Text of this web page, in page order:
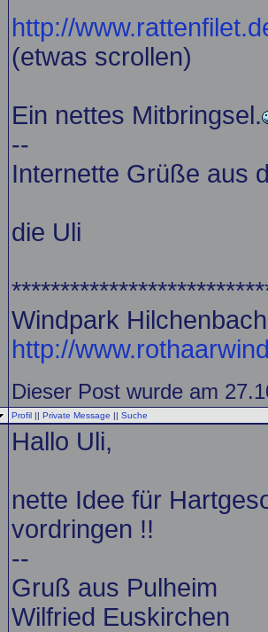
http://
(etwas scrollen)
Ein nettes Mitbringsel.
--
Internette Grüße aus
die Uli
Windpark Hilchenbach
http://
Dieser Post wurde am
Profil || Private Message || Suche
Hallo Uli,
nette Idee für
vordringen !!
--
Gruß aus Pulheim
Wilfried Euskirchen